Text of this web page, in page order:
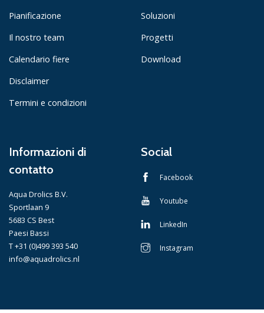
Pianificazione
Il nostro team
Calendario fiere
Disclaimer
Termini e condizioni
Soluzioni
Progetti
Download
Informazioni di
contatto
Aqua Drolics B.V.
Sportlaan 9
5683 CS Best
Paesi Bassi
T +31 (0)499 393 540
info@aquadrolics.nl
Social
Facebook
Youtube
LinkedIn
Instagram